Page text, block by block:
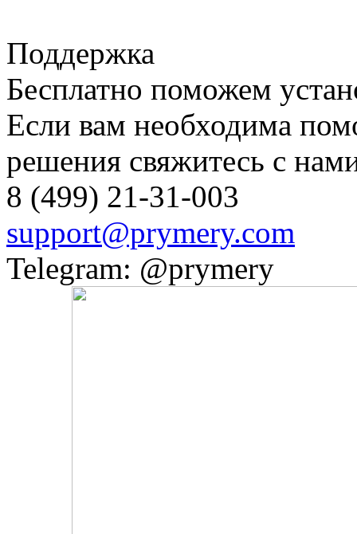
Поддержка
Бесплатно поможем
Если вам необходима
решения свяжитесь с
8 (499) 21-31-003
support@prymery.com
Telegram: @prymery